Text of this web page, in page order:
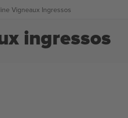
Vigneaux Ingressos
ingressos